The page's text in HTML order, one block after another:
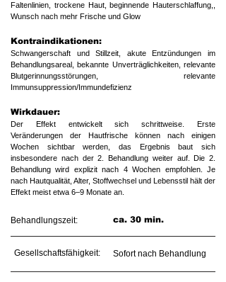
Faltenlinien, trockene Haut, beginnende Hauterschlaffung,,
Wunsch nach mehr Frische und Glow
Kontraindikationen:
Schwangerschaft und Stillzeit, akute Entzündungen im
Behandlungsareal, bekannte Unverträglichkeiten, relevante
Blutgerinnungsstörungen, relevante
Immunsuppression/Immundefizienz
​Wirkdauer:
Der Effekt entwickelt sich schrittweise. Erste
Veränderungen der Hautfrische können nach einigen
Wochen sichtbar werden, das Ergebnis baut sich
insbesondere nach der 2. Behandlung weiter auf. Die 2.
Behandlung wird explizit nach 4 Wochen empfohlen. Je
nach Hautqualität, Alter, Stoffwechsel und Lebensstil hält der
Effekt meist etwa 6–9 Monate an.
Behandlungszeit: ca. 30 min.
Gesellschaftsfähigkeit: Sofort nach Behandlung